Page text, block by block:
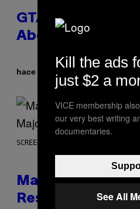
GTA 6 Gets
About GTA
hace 20 minutos
SCREENSHOT: PLAYSTATION, STEAM
Marvel Tokon
Responds to
Kill the ads
just $2 a
VICE membership
our very best writing
documentaries.
See All